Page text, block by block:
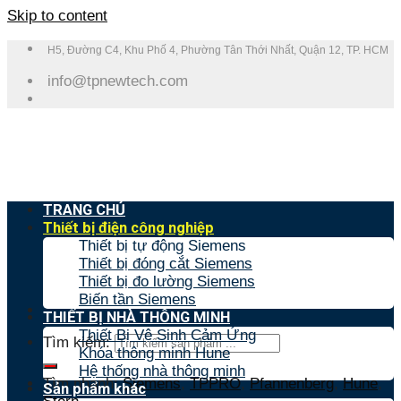
Skip to content
H5, Đường C4, Khu Phố 4, Phường Tân Thới Nhất, Quận 12, TP. HCM
info@tpnewtech.com
Tìm kiếm:
Tìm nhanh:Siemens,TPPRO,Pfannenberg,Hune,
TRANG CHỦ
Thiết bị điện công nghiệp
Thiết bị tự động Siemens
Thiết bị đóng cắt Siemens
Thiết bị đo lường Siemens
Biến tần Siemens
THIẾT BỊ NHÀ THÔNG MINH
Thiết Bị Vệ Sinh Cảm Ứng
Khóa thông minh Hune
Hệ thống nhà thông minh
Sản phẩm khác